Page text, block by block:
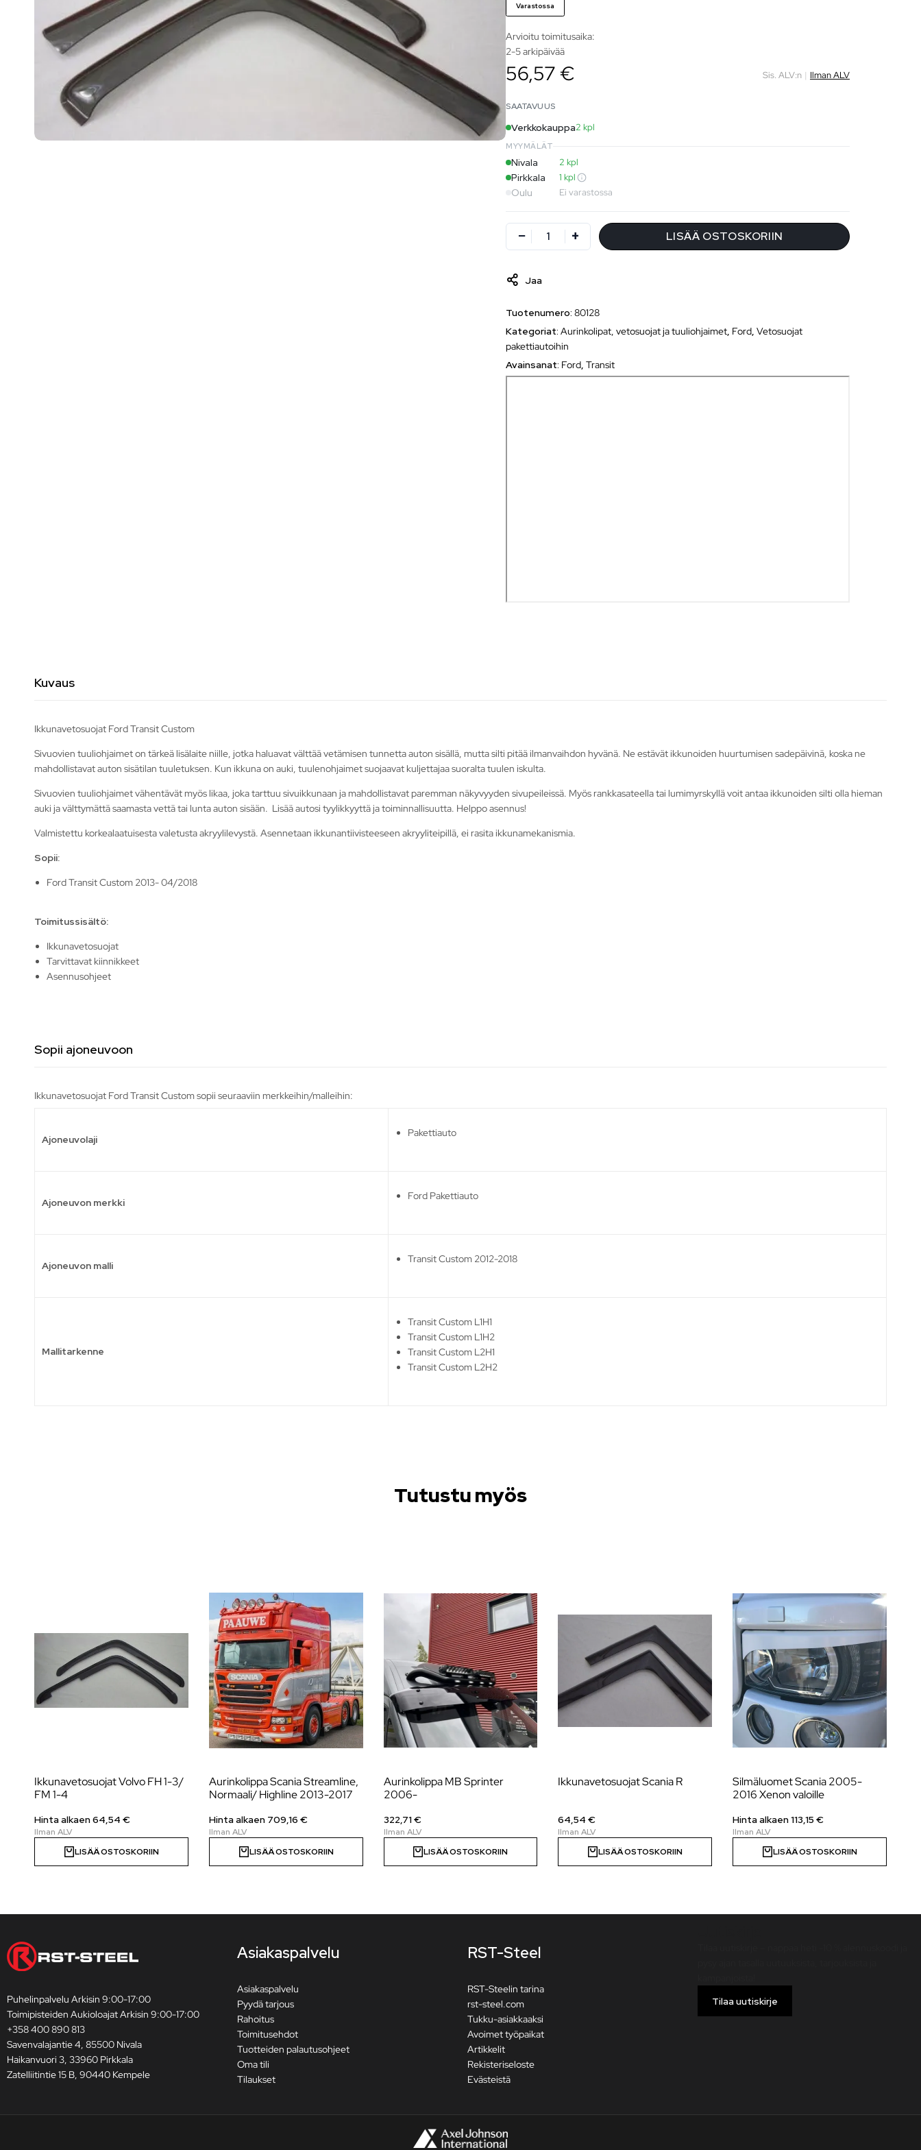
Varastossa
Arvioitu toimitusaika:
2-5 arkipäivää
56,57 € Sis. ALV:n | Ilman ALV
SAATAVUUS
Verkkokauppa2 kpl
MYYMÄLÄT
Nivala 2 kpl
Pirkkala 1 kpl
Oulu Ei varastossa
LISÄÄ OSTOSKORIIN
Jaa
Tuotenumero:80128
Kategoriat:Aurinkolipat, vetosuojat ja tuuliohjaimet Ford ,Vetosuojat
pakettiautoihin
Avainsanat: Ford ,Transit
Kuvaus
Ikkunavetosuojat Ford Transit Custom
Sivuovien tuuliohjaimet on tärkeä lisälaite niille, jotka haluavat välttää vetämisen tunnetta auton sisällä, mutta silti pitää ilmanvaihdon hyvänä. Ne estävät ikkunoiden huurtumisen sadepäivinä, koska ne
mahdollistavat auton sisätilan tuuletuksen. Kun ikkuna on auki, tuulenohjaimet suojaavat kuljettajaa suoralta tuulen iskulta.
Sivuovien tuuliohjaimet vähentävät myös likaa, joka tarttuu sivuikkunaan ja mahdollistavat paremman näkyvyyden sivupeileissä. Myös rankkasateella tai lumimyrskyllä voit antaa ikkunoiden silti olla hieman
auki ja välttymättä saamasta vettä tai lunta auton sisään. Lisää autosi tyylikkyyttä ja toiminnallisuutta. Helppo asennus!
Valmistettu korkealaatuisesta valetusta akryylilevystä. Asennetaan ikkunantiivisteeseen akryyliteipillä, ei rasita ikkunamekanismia.
Sopii:
Ford Transit Custom 2013- 04/2018
Toimitussisältö:
Ikkunavetosuojat
Tarvittavat kiinnikkeet
Asennusohjeet
Sopii ajoneuvoon
Ikkunavetosuojat Ford Transit Custom sopii seuraaviin merkkeihin/malleihin:
Ajoneuvolaji
Pakettiauto
Ajoneuvon merkki
Ford Pakettiauto
Ajoneuvon malli
Transit Custom 2012-2018
Mallitarkenne
Transit Custom L1H1
Transit Custom L1H2
Transit Custom L2H1
Transit Custom L2H2
Tutustu myös
Ikkunavetosuojat Volvo FH 1-3/
FM 1-4
Hinta alkaen 64,54 €
LISÄÄ OSTOSKORIIN
Aurinkolippa Scania Streamline,
Normaali/ Highline 2013-2017
Hinta alkaen 709,16 €
LISÄÄ OSTOSKORIIN
Aurinkolippa MB Sprinter
2006-
322,71 €
LISÄÄ OSTOSKORIIN
Ikkunavetosuojat Scania R
64,54 €
LISÄÄ OSTOSKORIIN
Silmäluomet Scania 2005-
2016 Xenon valoille
Hinta alkaen113,15€
LISÄÄ OSTOSKORIIN
Puhelinpalvelu Arkisin 9:00-17:00
Toimipisteiden Aukioloajat Arkisin 9:00-17:00
+358 400 890 813
Savenvalajantie 4, 85500 Nivala
Haikanvuori 3, 33960 Pirkkala
Zatelliitintie 15 B, 90440 Kempele
Asiakaspalvelu
Asiakaspalvelu
Pyydä tarjous
Rahoitus
Toimitusehdot
Tuotteiden palautusohjeet
Oma tili
Tilaukset
RST-Steel
RST-Steelin tarina
rst-steel.com
Tukku-asiakkaaksi
Avoimet työpaikat
Artikkelit
Rekisteriseloste
Evästeistä
Tilaa uutiskirje